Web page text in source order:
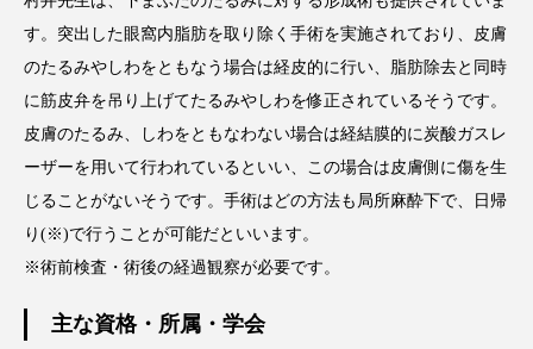
す。突出した眼窩内脂肪を取り除く手術を実施されており、皮膚
のたるみやしわをともなう場合は経皮的に行い、脂肪除去と同時
に筋皮弁を吊り上げてたるみやしわを修正されているそうです。
皮膚のたるみ、しわをともなわない場合は経結膜的に炭酸ガスレ
ーザーを用いて行われているといい、この場合は皮膚側に傷を生
じることがないそうです。手術はどの方法も局所麻酔下で、日帰
り(※)で行うことが可能だといいます。
※術前検査・術後の経過観察が必要です。
主な資格・所属・学会